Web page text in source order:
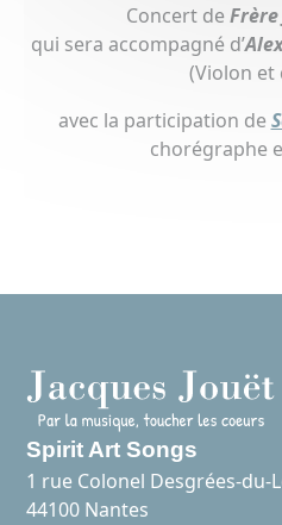
Concert de Frère
qui sera accompagné d’
(Violon et
avec la participation de
chorégraphe
Spirit Art Songs
1 rue Colonel Desgrées-du-
44100 Nantes